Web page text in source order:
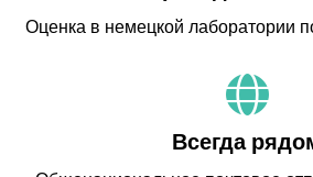
Оценка в немецкой лаборатории
Всегда